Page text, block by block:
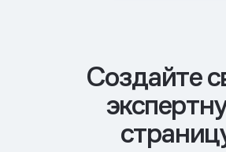
Cоздайте